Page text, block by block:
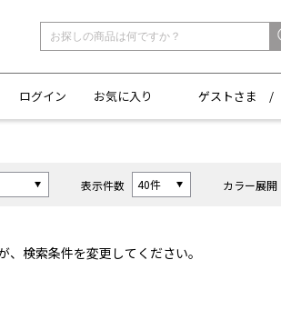
ログイン お気に入り ゲストさま /
表示件数 カラー展開
検索条件を変更してください。